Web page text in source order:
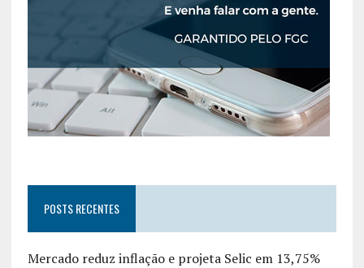
POSTS RECENTES
Mercado reduz inflação e projeta Selic em 13,75%